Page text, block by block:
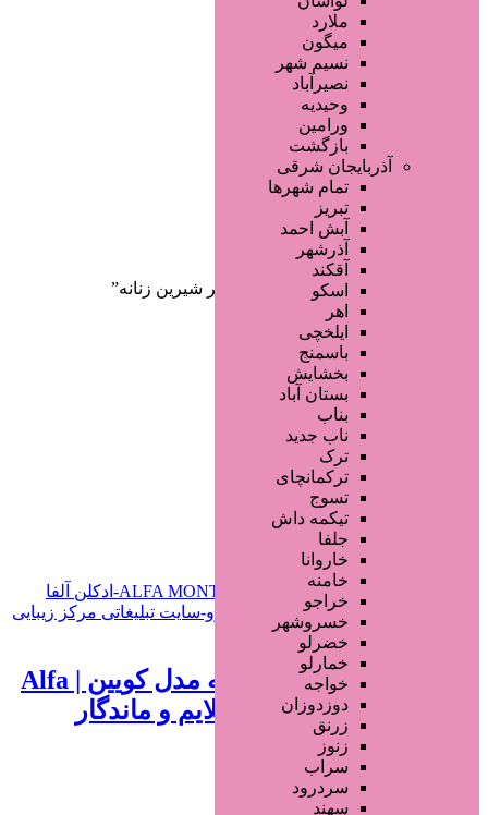
ملارد
میگون
نسیم شهر
نصیرآباد
وحیدیه
ورامین
بازگشت
آذربایجان شرقی
تمام شهر‌ها
تبریز
آبش احمد
آذرشهر
آقکند
اسکو
اهر
ایلخچی
باسمنج
بخشایش
بستان آباد
بناب
ناب جدید
ترک
ترکمانچای
تسوج
تیکمه داش
جلفا
خاروانا
خامنه
خراجو
خسروشهر
خضرلو
خمارلو
خواجه
دوزدوزان
زرنق
زنوز
سراب
سردرود
سهند
طراحی سایت
صفحه اختصاصی
لیست سایتهای تبلیغاتی
دسته‌بندی‌ها
/ محصولات برچسب خورده “عطر شیرین زنانه”
جستجو پیشرفته
افزودن به علاقه‌مندی 477 بازدید
مشهد
ادو پرفیوم زنانه آلفا مونته مدل کویین | Alfa
Monte Queen با رایحه ملایم و ماندگار
محصولات آرایشی